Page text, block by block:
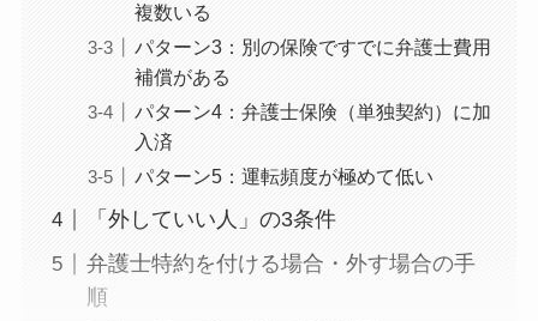
複数いる
パターン3：別の保険ですでに弁護士費用
補償がある
パターン4：弁護士保険（単独契約）に加
入済
パターン5：運転頻度が極めて低い
「外していい人」の3条件
弁護士特約を付ける場合・外す場合の手
順